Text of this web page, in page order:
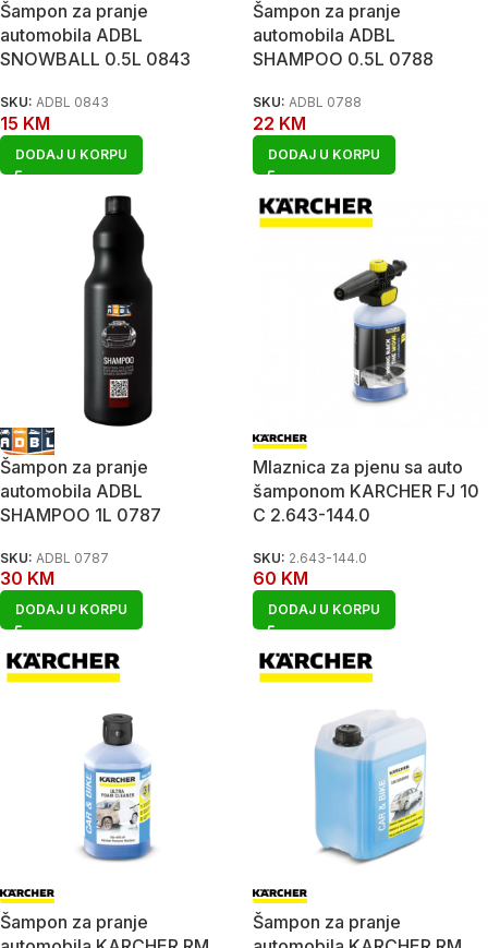
Šampon za pranje
automobila ADBL
SNOWBALL 0.5L 0843
SKU: ADBL 0843
15 KM
DODAJ U KORPU
Šampon za pranje
automobila ADBL
SHAMPOO 0.5L 0788
SKU: ADBL 0788
22 KM
DODAJ U KORPU
Šampon za pranje
automobila ADBL
SHAMPOO 1L 0787
SKU: ADBL 0787
30 KM
DODAJ U KORPU
Mlaznica za pjenu sa auto
šamponom KARCHER FJ 10
C 2.643-144.0
SKU: 2.643-144.0
60 KM
DODAJ U KORPU
Šampon za pranje
Šampon za pranje